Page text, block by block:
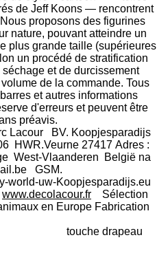
de Jeff Koons — rencontrent
proposons des figurines
nature, pouvant atteindre un
plus grande taille (supérieures
un procédé de stratification
et de durcissement
de la commande. Tous
et autres informations
d'erreurs et peuvent être
préavis.
Lacour BV. Koopjesparadijs
HWR.Veurne 27417 Adres :
West-Vlaanderen België na
GSM.
uw-Koopjesparadijs.eu
www.decolacour.fr Sélection
en Europe Fabrication